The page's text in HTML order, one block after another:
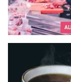
Le grog,